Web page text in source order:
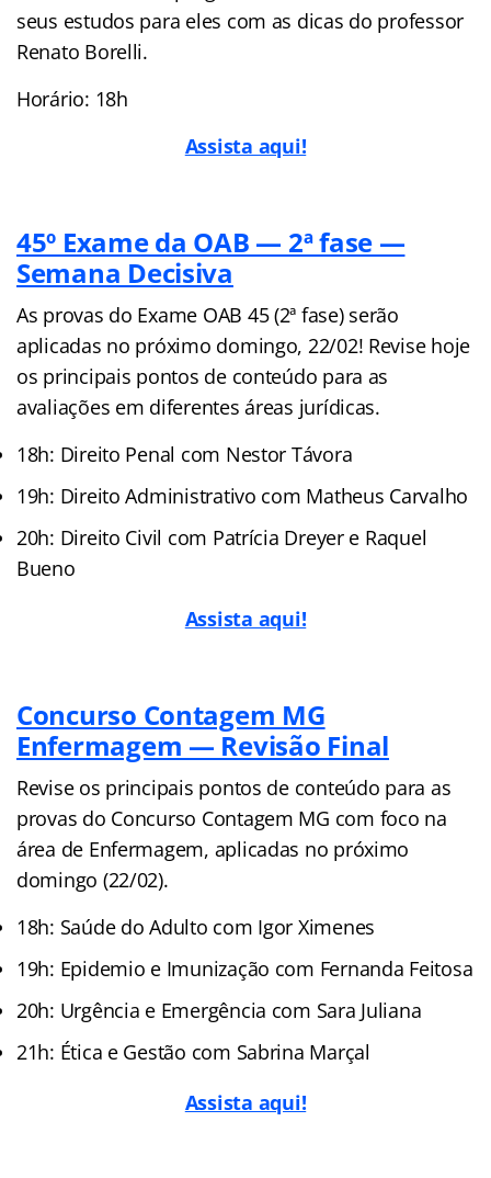
seus estudos para eles com as dicas do professor
Renato Borelli.
Horário: 18h
Assista aqui!
45º Exame da OAB — 2ª fase —
Semana Decisiva
As provas do Exame OAB 45 (2ª fase) serão
aplicadas no próximo domingo, 22/02! Revise hoje
os principais pontos de conteúdo para as
avaliações em diferentes áreas jurídicas.
18h: Direito Penal com Nestor Távora
19h: Direito Administrativo com Matheus Carvalho
20h: Direito Civil com Patrícia Dreyer e Raquel
Bueno
Assista aqui!
Concurso Contagem MG
Enfermagem — Revisão Final
Revise os principais pontos de conteúdo para as
provas do Concurso Contagem MG com foco na
área de Enfermagem, aplicadas no próximo
domingo (22/02).
18h: Saúde do Adulto com Igor Ximenes
19h: Epidemio e Imunização com Fernanda Feitosa
20h: Urgência e Emergência com Sara Juliana
21h: Ética e Gestão com Sabrina Marçal
Assista aqui!